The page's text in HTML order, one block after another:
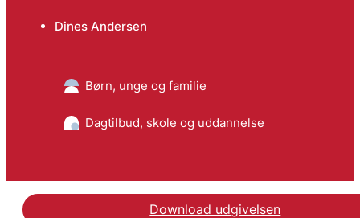
Dines Andersen
Børn, unge og familie
Dagtilbud, skole og uddannelse
Download udgivelsen